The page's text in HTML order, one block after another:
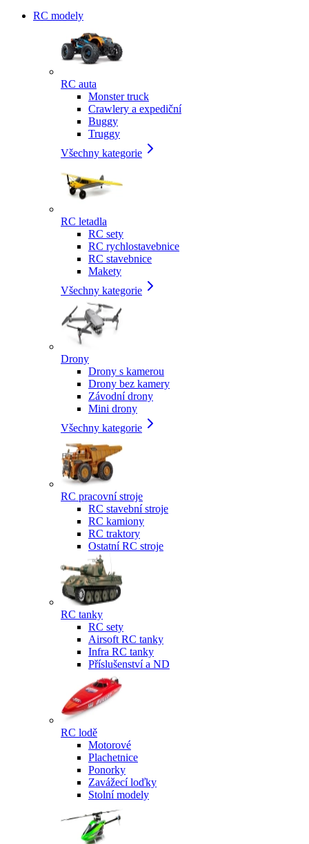
RC modely
RC auta
Monster truck
Crawlery a expediční
Buggy
Truggy
Všechny kategorie
RC letadla
RC sety
RC rychlostavebnice
RC stavebnice
Makety
Všechny kategorie
Drony
Drony s kamerou
Drony bez kamery
Závodní drony
Mini drony
Všechny kategorie
RC pracovní stroje
RC stavební stroje
RC kamiony
RC traktory
Ostatní RC stroje
RC tanky
RC sety
Airsoft RC tanky
Infra RC tanky
Příslušenství a ND
RC lodě
Motorové
Plachetnice
Ponorky
Zavážecí loďky
Stolní modely